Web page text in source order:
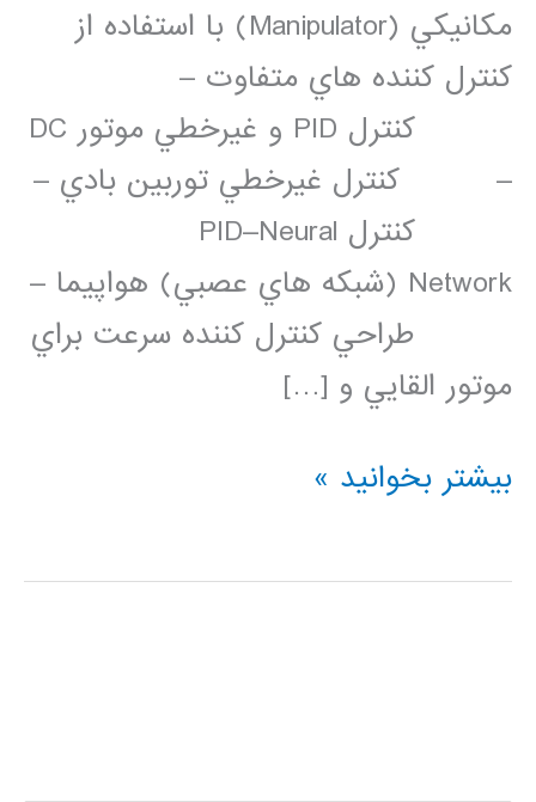
مكانيكي (Manipulator) با استفاده از
كنترل كننده هاي متفاوت –
كنترل PID و غيرخطي موتور DC
– كنترل غيرخطي توربين بادي –
كنترل PID–Neural
Network (شبكه هاي عصبي) هواپيما –
طراحي كنترل كننده سرعت براي
موتور القايي و […]
پروژه
دانشجويی
بیشتر بخوانید »